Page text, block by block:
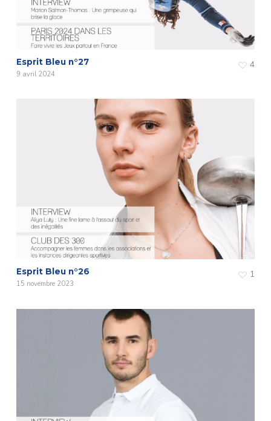
Esprit Bleu n°27
9 avril 2024
4
Esprit Bleu n°26
15 novembre 2023
1